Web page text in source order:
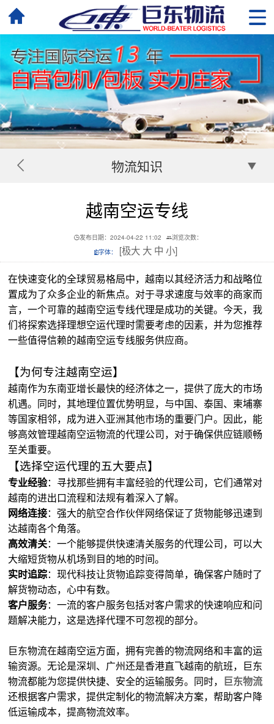
物流知识
越南空运专线
发布日期：2024-04-22 11:02
浏览次数：
字体：
[极大 大 中 小]
在快速变化的全球贸易格局中，越南以其经济活力和战略位
置成为了众多企业的新焦点。对于寻求速度与效率的商家而
言，一个可靠的越南空运专线代理是成功的关键。今天，我
们将探索选择理想空运代理时需要考虑的因素，并为您推荐
一些值得信赖的越南空运专线服务供应商。
【为何专注越南空运】
越南作为东南亚增长最快的经济体之一，提供了庞大的市场
机遇。同时，其地理位置优势明显，与中国、泰国、柬埔寨
等国家相邻，成为进入亚洲其他市场的重要门户。因此，能
够高效管理越南空运物流的代理公司，对于确保供应链顺畅
至关重要。
【选择空运代理的五大要点】
专业经验：寻找那些拥有丰富经验的代理公司，它们通常对
越南的进出口流程和法规有着深入了解。
网络连接：强大的航空合作伙伴网络保证了货物能够迅速到
达越南各个角落。
高效清关：一个能够提供快速清关服务的代理公司，可以大
大缩短货物从机场到目的地的时间。
实时追踪：现代科技让货物追踪变得简单，确保客户随时了
解货物动态，心中有数。
客户服务：一流的客户服务包括对客户需求的快速响应和问
题解决能力，这是选择代理不可忽视的部分。
巨东物流在越南空运方面，拥有完善的物流网络和丰富的运
输资源。无论是深圳、广州还是香港直飞越南的航班，巨东
物流都能为您提供快捷、安全的运输服务。同时， 巨东物流
还根据客户需求，提供定制化的物流解决方案，帮助客户降
低运输成本，提高物流效率。